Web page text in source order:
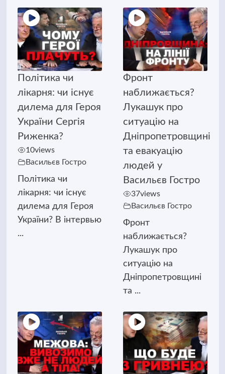
Політика чи
лікарня: чи існує
дилема для Героя
України Сергія
Риженка?
10views
Васильєв Гостро
Політика чи
лікарня: чи існує
дилема для Героя
України? В інтервью
...
Фронт
наближається?
Лукашук про
ситуацію на
Дніпропетровщині
та евакуацію
людей у
Васильєв Гостро
37views
Васильєв Гостро
Фронт
наближається?
Лукашук про
ситуацію на
Дніпропетровщині
та ...